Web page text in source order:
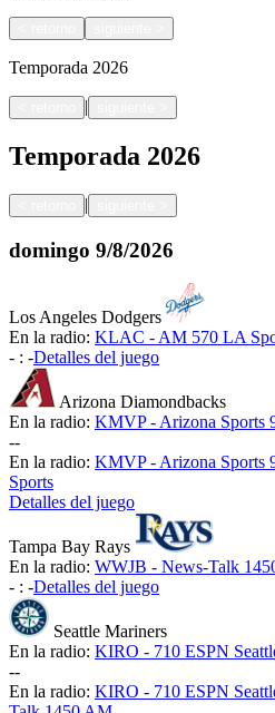
Temporada 2026
|
Temporada 2026
|
domingo 9/8/2026
Los Angeles Dodgers
En la radio: KLAC - AM 570 LA
- : -Detalles del juego
Arizona Diamondbacks
En la radio: KMVP - Arizona Sports
--
En la radio: KMVP - Arizona Sports
Sports
Detalles del juego
Tampa Bay Rays
En la radio: WWJB - News-Talk
- : -Detalles del juego
Seattle Mariners
En la radio: KIRO - 710 ESPN
--
En la radio: KIRO - 710 ESPN